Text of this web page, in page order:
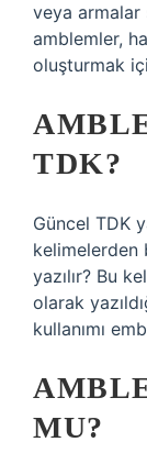
veya armalar
amblemler,
oluşturmak
TDK?
Güncel TDK
kelimelerden
yazılır? Bu
olarak
kullanımı
MU?